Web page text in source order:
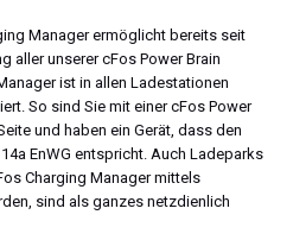
Manager ermöglicht bereits seit
aller unserer cFos Power Brain
ist in allen Ladestationen
So sind Sie mit einer cFos Power
und haben ein Gerät, dass den
EnWG entspricht. Auch Ladeparks
Charging Manager mittels
sind als ganzes netzdienlich